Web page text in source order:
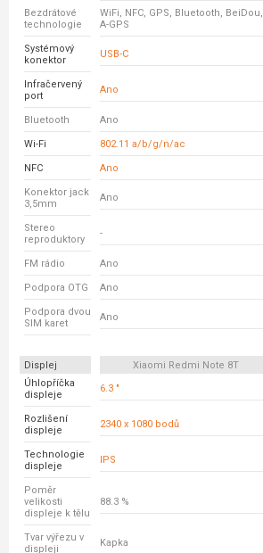
Bezdrátové
technologie
WiFi, NFC, GPS, Bluetooth, BeiDou,
A-GPS
Systémový
konektor
USB-C
Infračervený
port
Ano
Bluetooth Ano
Wi-Fi 802.11 a/b/g/n/ac
NFC Ano
Konektor jack
3,5mm
Ano
Stereo
reproduktory
-
FM rádio Ano
Podpora OTG Ano
Podpora dvou
SIM karet
Ano
Displej Xiaomi Redmi Note 8T
Úhlopříčka
displeje
6.3 "
Rozlišení
displeje
2340 x 1080 bodů
Technologie
displeje
IPS
Poměr
velikosti
displeje k tělu
88.3 %
Tvar výřezu v
displeji
Kapka